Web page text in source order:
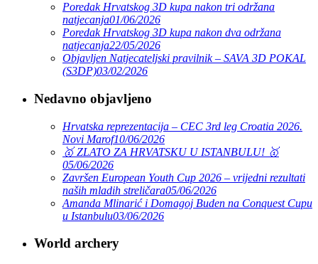
Poredak Hrvatskog 3D kupa nakon tri održana
natjecanja01/06/2026
Poredak Hrvatskog 3D kupa nakon dva održana
natjecanja22/05/2026
Objavljen Natjecateljski pravilnik – SAVA 3D POKAL
(S3DP)03/02/2026
Nedavno objavljeno
Hrvatska reprezentacija – CEC 3rd leg Croatia 2026.
Novi Marof10/06/2026
🥇 ZLATO ZA HRVATSKU U ISTANBULU! 🥇
05/06/2026
Završen European Youth Cup 2026 – vrijedni rezultati
naših mladih streličara05/06/2026
Amanda Mlinarić i Domagoj Buden na Conquest Cupu
u Istanbulu03/06/2026
World archery